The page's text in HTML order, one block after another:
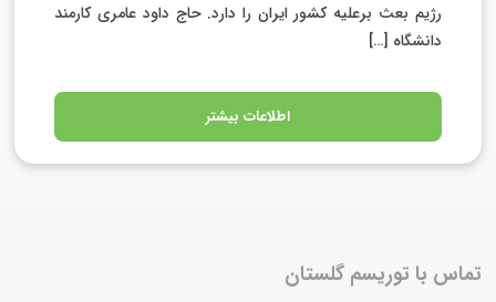
رژیم بعث برعلیه کشور ایران را دارد. حاج داود عامری کارمند
دانشگاه […]
اطلاعات بیشتر
تماس با توریسم گلستان